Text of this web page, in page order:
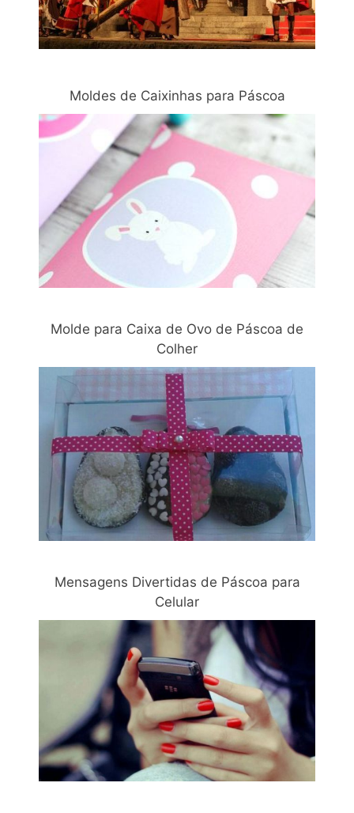
Moldes de Caixinhas para Páscoa
Molde para Caixa de Ovo de Páscoa de
Colher
Mensagens Divertidas de Páscoa para
Celular